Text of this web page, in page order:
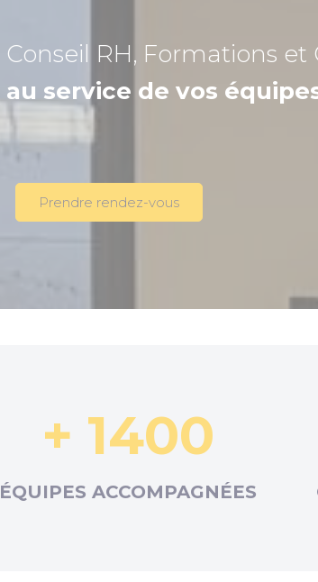
Conseil RH, Formations et
au service de vos
Prendre rendez-vous
+ 1400
ÉQUIPES ACCOMPAGNÉES